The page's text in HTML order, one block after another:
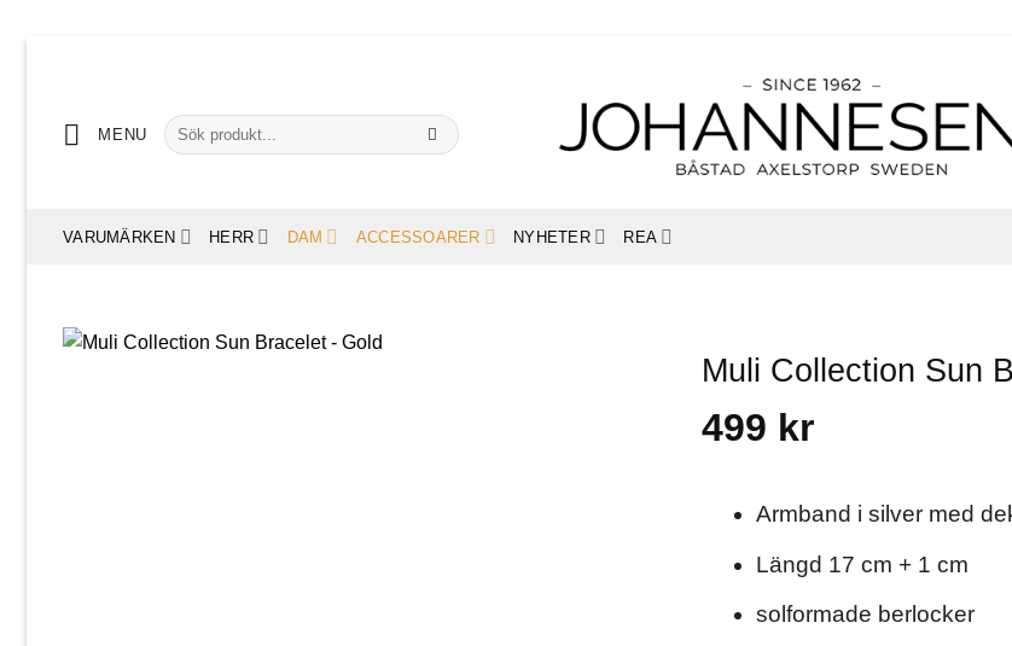
MENU
Sök
efter:
VARUMÄRKEN HERR DAM ACCESSOARER NYHETER REA
Muli Collection Sun
499 kr
Armband i silver med
Längd 17 cm + 1 cm
solformade berlocker